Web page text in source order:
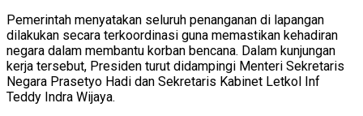
Pemerintah menyatakan seluruh penanganan di lapangan
dilakukan secara terkoordinasi guna memastikan kehadiran
negara dalam membantu korban bencana. Dalam kunjungan
kerja tersebut, Presiden turut didampingi Menteri Sekretaris
Negara Prasetyo Hadi dan Sekretaris Kabinet Letkol Inf
Teddy Indra Wijaya.